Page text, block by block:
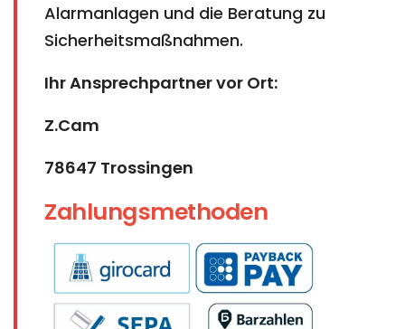
Alarmanlagen und die Beratung zu
Sicherheitsmaßnahmen.
Ihr Ansprechpartner vor Ort:
Z.Cam
78647 Trossingen
Zahlungsmethoden